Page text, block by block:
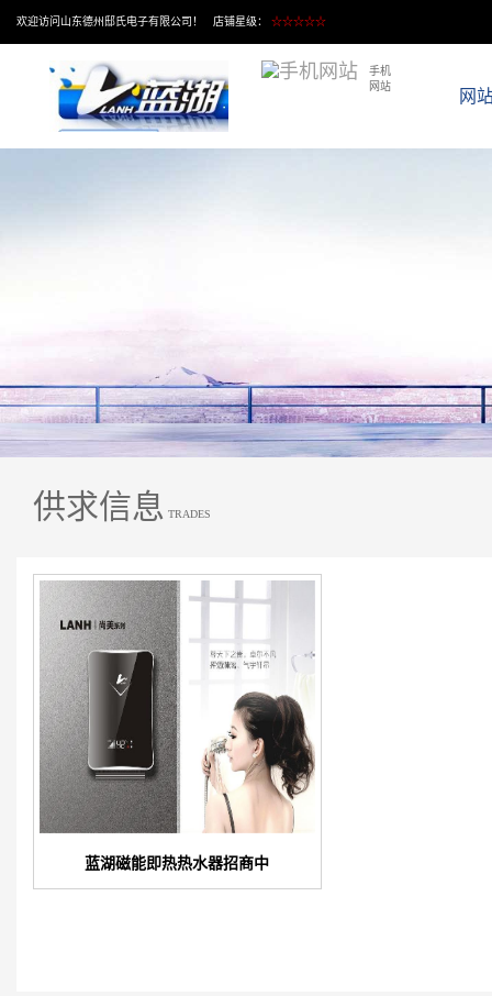
欢迎访问山东德州邸氏电子有限公司！ 店铺星级： ☆☆☆☆☆
手机
网站
网
供求信息 TRADES
蓝湖磁能即热热水器招商中